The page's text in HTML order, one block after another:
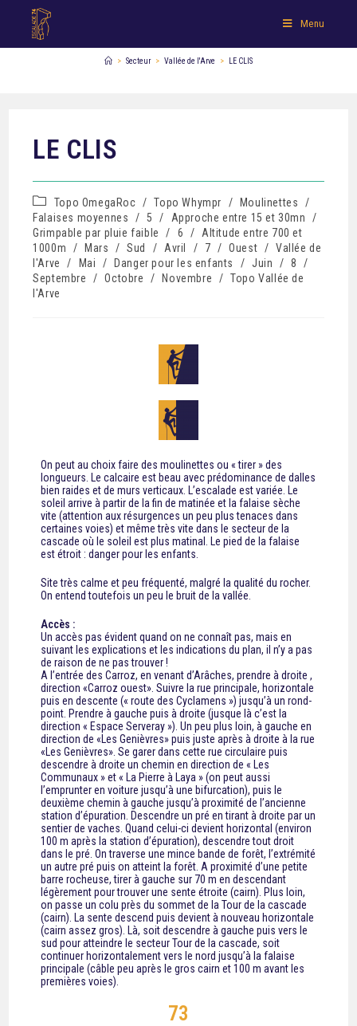
Menu
> Secteur > Vallée de l'Arve > LE CLIS
LE CLIS
Topo OmegaRoc / Topo Whympr / Moulinettes
/
Falaises moyennes
/ 5 / Approche entre 15 et 30mn
/
Grimpable par pluie faible
/ 6 /
Altitude entre 700 et
1000m
/ Mars / Sud / Avril / 7 / Ouest / Vallée de
l'Arve
/ Mai / Danger pour les enfants / Juin / 8
/
Septembre
/ Octobre / Novembre / Topo Vallée de
l'Arve
On peut au choix faire des moulinettes ou « tirer » des
longueurs. Le calcaire est beau avec prédominance de dalles
bien raides et de murs verticaux. L’escalade est variée. Le
soleil arrive à partir de la fin de matinée et la falaise sèche
vite (attention aux résurgences un peu plus tenaces dans
certaines voies) et même très vite dans le secteur de la
cascade où le soleil est plus matinal. Le pied de la falaise
est étroit : danger pour les enfants.
Site très calme et peu fréquenté, malgré la qualité du rocher.
On entend toutefois un peu le bruit de la vallée.
Accès :
Un accès pas évident quand on ne connaît pas, mais en
suivant les explications et les indications du plan, il n’y a pas
de raison de ne pas trouver !
A l’entrée des Carroz, en venant d’Arâches, prendre à droite ,
direction «Carroz ouest». Suivre la rue principale, horizontale
puis en descente (« route des Cyclamens ») jusqu’à un rond-
point. Prendre à gauche puis à droite (jusque là c’est la
direction « Espace Serveray »). Un peu plus loin, à gauche en
direction de «Les Genièvres» puis juste après à droite à la rue
«Les Genièvres». Se garer dans cette rue circulaire puis
descendre à droite un chemin en direction de « Les
Communaux » et « La Pierre à Laya » (on peut aussi
l’emprunter en voiture jusqu’à une bifurcation), puis le
deuxième chemin à gauche jusqu’à proximité de l’ancienne
station d’épuration. Descendre un pré en tirant à droite par un
sentier de vaches. Quand celui-ci devient horizontal (environ
100 m après la station d’épuration), descendre tout droit
dans le pré. On traverse une mince bande de forêt, l’extrémité
un autre pré puis on atteint la forêt. A proximité d’une petite
barre rocheuse, tirer à gauche sur 70 m en descendant
légèrement pour trouver une sente étroite (cairn). Plus loin,
on passe un colu près du sommet de la Tour de la cascade
(cairn). La sente descend puis devient à nouveau horizontale
(cairn assez gros). Là, soit descendre à gauche puis vers le
sud pour atteindre le secteur Tour de la cascade, soit
continuer horizontalement vers le nord jusqu’à la falaise
principale (câble peu après le gros cairn et 100 m avant les
premières voies).
73